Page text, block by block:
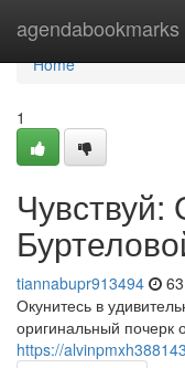
agendabookmarks
Home
Home
1
Чувствуй:
tiannabupr913494
Окунитесь в
оригинальный почерк
https://